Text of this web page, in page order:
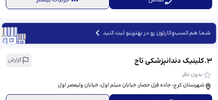
شما هم کسب‌وکارتون رو در بهترینو ثبت کنید
3
.کلینیک دندانپزشکی تاج
گزارش
بدون نظر
شهرستان کرج، جاده قزل حصار، خیابان میثم اول، خیابان ولیعصر اول